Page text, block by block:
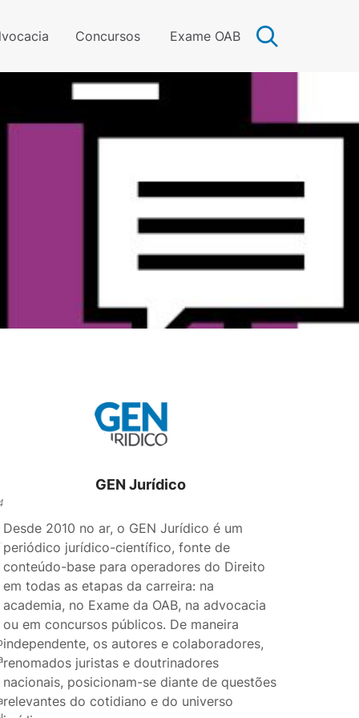
Concursos Exame OAB
GEN Jurídico
Desde 2010 no ar, o GEN Jurídico é um
periódico jurídico-científico, fonte de
conteúdo-base para operadores do Direito
em todas as etapas da carreira: na
academia, no Exame da OAB, na advocacia
ou em concursos públicos. De maneira
independente, os autores e colaboradores,
renomados juristas e doutrinadores
nacionais, posicionam-se diante de questões
relevantes do cotidiano e do universo